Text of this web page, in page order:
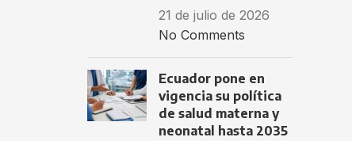
21 de julio de 2026
No Comments
Ecuador pone en
vigencia su política
de salud materna y
neonatal hasta 2035